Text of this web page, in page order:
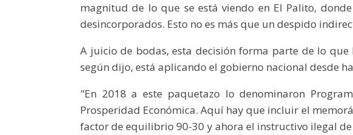
magnitud de lo que se está viendo en El Palito,
desincorporados. Esto no es más que un despido
A juicio de bodas, esta decisión forma parte de lo
según dijo, está aplicando el gobierno nacional desde
"En 2018 a este paquetazo lo denominaron
Prosperidad Económica. Aquí hay que incluir el
factor de equilibrio 90-30 y ahora el instructivo ilegal